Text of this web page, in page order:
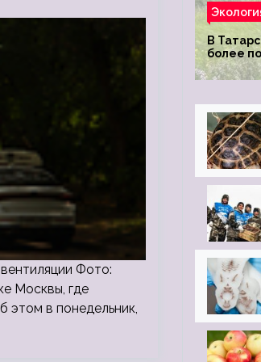
Фото:
Москвы, где
этом в понедельник,
В
более